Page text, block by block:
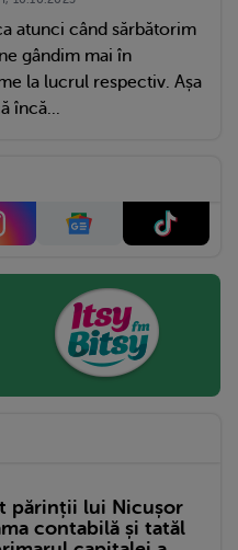
atunci când sărbătorim
gândim mai în
la lucrul respectiv. Așa
încă...
părinții lui Nicușor
contabilă și tatăl